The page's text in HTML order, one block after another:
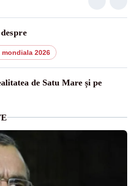
mondiala 2026
de Satu Mare și pe